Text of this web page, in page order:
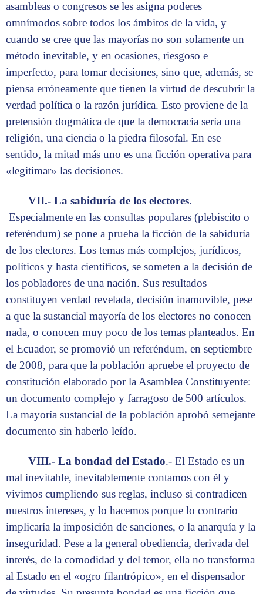
asambleas o congresos se les asigna poderes
omnímodos sobre todos los ámbitos de la vida, y
cuando se cree que las mayorías no son solamente un
método inevitable, y en ocasiones, riesgoso e
imperfecto, para tomar decisiones, sino que, además, se
piensa erróneamente que tienen la virtud de descubrir la
verdad política o la razón jurídica. Esto proviene de la
pretensión dogmática de que la democracia sería una
religión, una ciencia o la piedra filosofal. En ese
sentido, la mitad más uno es una ficción operativa para
«legitimar» las decisiones.
VII.- La sabiduría de los electores. –
Especialmente en las consultas populares (plebiscito o
referéndum) se pone a prueba la ficción de la sabiduría
de los electores. Los temas más complejos, jurídicos,
políticos y hasta científicos, se someten a la decisión de
los pobladores de una nación. Sus resultados
constituyen verdad revelada, decisión inamovible, pese
a que la sustancial mayoría de los electores no conocen
nada, o conocen muy poco de los temas planteados. En
el Ecuador, se promovió un referéndum, en septiembre
de 2008, para que la población apruebe el proyecto de
constitución elaborado por la Asamblea Constituyente:
un documento complejo y farragoso de 500 artículos.
La mayoría sustancial de la población aprobó semejante
documento sin haberlo leído.
VIII.- La bondad del Estado.- El Estado es un
mal inevitable, inevitablemente contamos con él y
vivimos cumpliendo sus reglas, incluso si contradicen
nuestros intereses, y lo hacemos porque lo contrario
implicaría la imposición de sanciones, o la anarquía y la
inseguridad. Pese a la general obediencia, derivada del
interés, de la comodidad y del temor, ella no transforma
al Estado en el «ogro filantrópico», en el dispensador